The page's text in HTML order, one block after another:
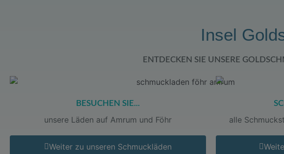
Insel
ENTDECKEN SIE UNSERE
BESUCHEN SIE...
unsere Läden auf Amrum und Föhr
Weiter zu unseren Schmuckläden
alle